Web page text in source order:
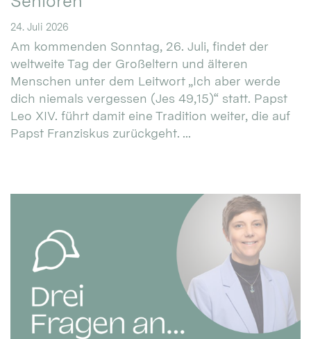
24. Juli 2026
Am kommenden Sonntag, 26. Juli, findet der
weltweite Tag der Großeltern und älteren
Menschen unter dem Leitwort „Ich aber werde
dich niemals vergessen (Jes 49,15)“ statt. Papst
Leo XIV. führt damit eine Tradition weiter, die auf
Papst Franziskus zurückgeht. ...